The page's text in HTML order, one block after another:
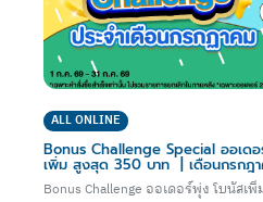
ALL ONLINE
Bonus Challenge Special ออเด
เพิ่ม สูงสุด 350 บาท | เดือนกรกฎ